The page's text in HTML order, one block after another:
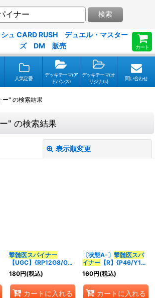
カート
検索
人気定番
デッキテーマ(ア
ドバンス)
デッキテーマ(オ
リジナル)
問い合わせ
ー" の検索結果
" の検索結果
表示順変更
い致します
撃髄医スパイナー
【UGC】{RP12G8/G8}
《闇》
180円(税込)
カートに入れる
〔状態A-〕 撃髄医スパ
イナー【R】{P46/Y17}
《闇》
160円(税込)
カートに入れる